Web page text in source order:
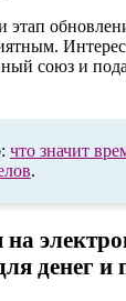
этап
союз и
что значит
.
денег